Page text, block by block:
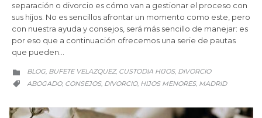
separación o divorcio es cómo van a gestionar el proceso con
sus hijos. No es sencillos afrontar un momento como este, pero
con nuestra ayuda y consejos, será más sencillo de manejar: es
por eso que a continuación ofrecemos una serie de pautas
que pueden…
 CATEGORY
BLOG, BUFETE VELAZQUEZ, CUSTODIA HIJOS, DIVORCIO
 CATEGORY
ABOGADO, CONSEJOS, DIVORCIO, HIJOS MENORES, MADRID